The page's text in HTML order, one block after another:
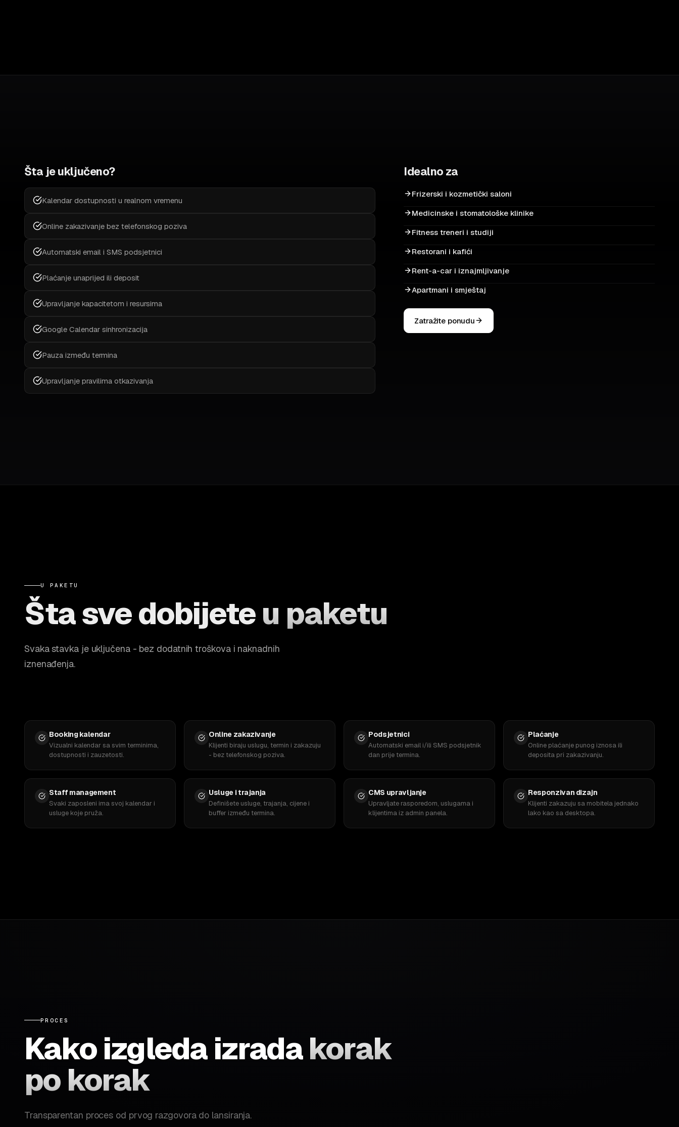
Šta je uključeno?
Kalendar dostupnosti u realnom vremenu
Online zakazivanje bez telefonskog poziva
Automatski email i SMS podsjetnici
Plaćanje unaprijed ili deposit
Upravljanje kapacitetom i resursima
Google Calendar sinhronizacija
Pauza između termina
Upravljanje pravilima otkazivanja
Idealno za
Frizerski i kozmetički saloni
Medicinske i stomatološke klinike
Fitness treneri i studiji
Restorani i kafići
Rent-a-car i iznajmljivanje
Apartmani i smještaj
Zatražite ponudu
U PAKETU
Šta sve dobijeteu paketu
Svaka stavka je uključena - bez dodatnih troškova i naknadnih
iznenađenja.
Booking kalendar
Vizualni kalendar sa svim terminima,
dostupnosti i zauzetosti.
Online zakazivanje
Klijenti biraju uslugu, termin i zakazuju
- bez telefonskog poziva.
Podsjetnici
Automatski email i/ili SMS podsjetnik
dan prije termina.
Plaćanje
Online plaćanje punog iznosa ili
deposita pri zakazivanju.
Staff management
Svaki zaposleni ima svoj kalendar i
usluge koje pruža.
Usluge i trajanja
Definišete usluge, trajanja, cijene i
buffer između termina.
CMS upravljanje
Upravljate rasporedom, uslugama i
klijentima iz admin panela.
Responzivan dizajn
Klijenti zakazuju sa mobitela jednako
lako kao sa desktopa.
PROCES
Kako izgleda izradakorak
po korak
Transparentan proces od prvog razgovora do lansiranja.